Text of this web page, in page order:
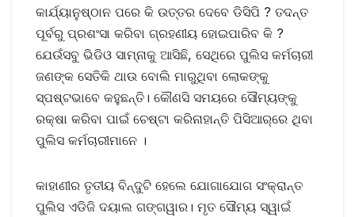
କାର୍ଯ୍ୟାନୁଷ୍ଠାନ ପରେ କି ଉତ୍ତର ଦେବେ ଡିସିପି ? ତଦନ୍ତ
ପୂର୍ବରୁ ପ୍ରଶଂସା କରିବା ଗ୍ରହଣୀୟ ହୋଇପାରିବ କି ?
ଯେଉଁସବୁ ଭିଡିଓ ସାମ୍ନାକୁ ଆସିଛି, ସେଥିରେ ପୁଲିସ କର୍ମଚାରୀ
ଜଣଙ୍କ ସେତିକି ଥାଉ ବୋଲି ମାରୁଥିବା ଲୋକଙ୍କୁ
ସ୍ପଷ୍ଟଭାବେ କହୁଛନ୍ତି। କୌଣସି ସମୟରେ ସୌମ୍ୟଙ୍କୁ
ରକ୍ଷା କରିବା ପାଇଁ ଚେଷ୍ଟା କରିନାହାନ୍ତି ପିସିଆର୍‌ରେ ଥିବା
ପୁଲିସ କର୍ମଚାରୀମାନେ ।
କାହାଣୀର ତୃତୀୟ ବିନ୍ଦୁଟି ହେଲେ ଯୋଗାଯୋଗ ସଂକ୍ରାନ୍ତ
ପୁଲିସ ଏଡିଜି ଦୟାଲ ଗଙ୍ଗୱାର। ମୃତ ସୌମ୍ୟ ସ୍ୱାଇଁ